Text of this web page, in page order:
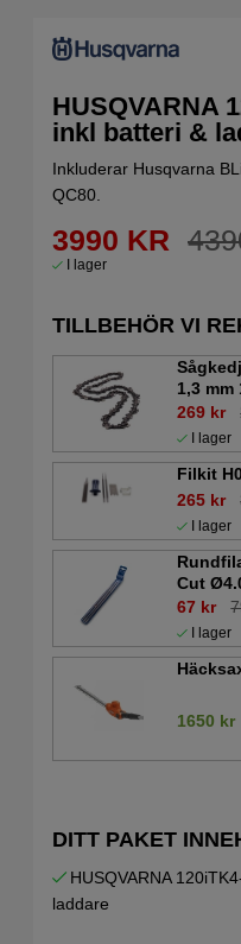
HUSQVARNA
inkl batteri &
Inkluderar Husqvarna
QC80.
3990 KR
I lager
TILLBEHÖR VI
1,3 mm
269 kr
I lager
Filkit
265 kr
I lager
Cut
67 kr
I lager
1650 kr
DITT PAKET
HUSQVARNA
laddare